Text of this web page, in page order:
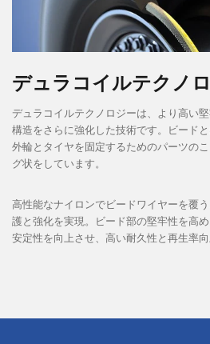
デュラコイルテクノ
デュラコイルテクノロジーは、より高い
構造をさらに強化した技術です。ビード
外輪とタイヤを固定するためのパーツの
グ状をしています。
高性能なナイロンでビードワイヤーを覆
護と強化を実現。ビード部の堅牢性を高
安定性を向上させ、高い耐久性と再生率向